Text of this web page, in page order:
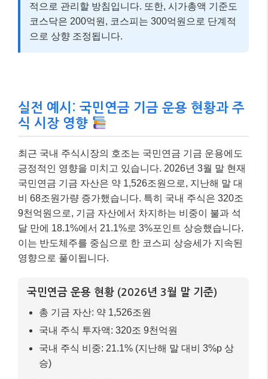
적으로 관리할 방침입니다. 또한, 시가총액 기준도
코스닥은 200억원, 코스피는 300억원으로 단계적
으로 상향 조정됩니다.
실전 예시: 국민연금 기금 운용 현황과 주
식 시장 영향
최근 국내 주식시장의 호조는 국민연금 기금 운용에도
긍정적인 영향을 미치고 있습니다. 2026년 3월 말 현재
국민연금 기금 자산은 약 1,526조원으로, 지난해 말 대
비 68조원가량 증가했습니다. 특히 국내 주식은 320조
9천억원으로, 기금 자산에서 차지하는 비중이 불과 석
달 만에 18.1%에서 21.1%로 3%포인트 상승했습니다.
이는 반도체주를 중심으로 한 코스피 상승세가 지속된
영향으로 풀이됩니다.
국민연금 운용 현황 (2026년 3월 말 기준)
총 기금 자산: 약 1,526조원
국내 주식 투자액: 320조 9천억원
국내 주식 비중: 21.1% (지난해 말 대비 3%p 상
승)